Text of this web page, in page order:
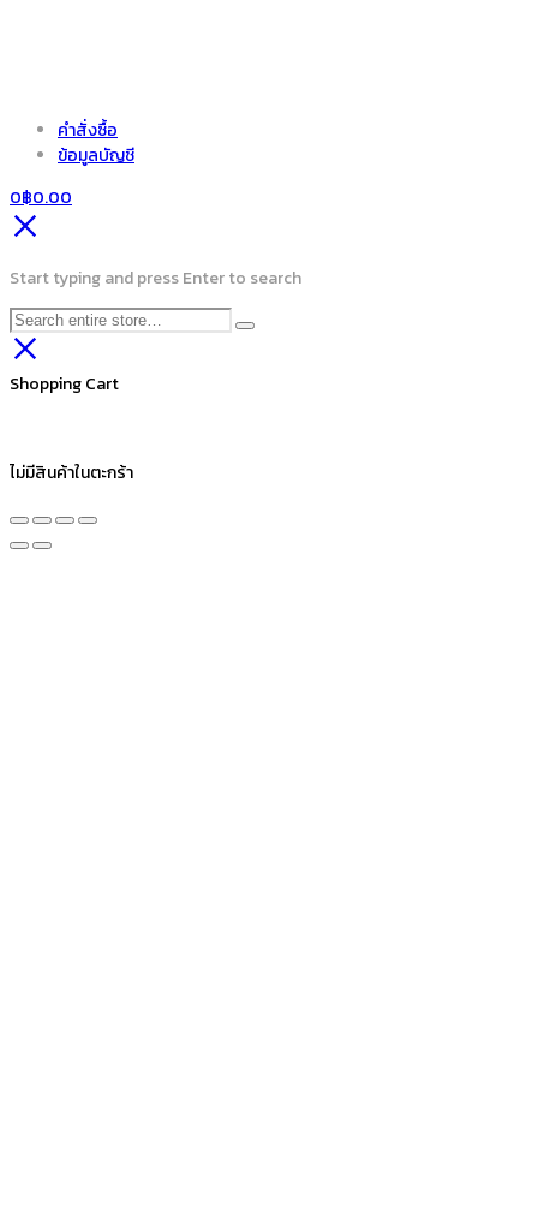
คำสั่งซื้อ
ข้อมูลบัญชี
0฿0.00
Start typing and press Enter to search
Shopping Cart
ไม่มีสินค้าในตะกร้า